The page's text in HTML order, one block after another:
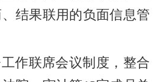
结果联用的负面信息管
作联席会议制度，整合